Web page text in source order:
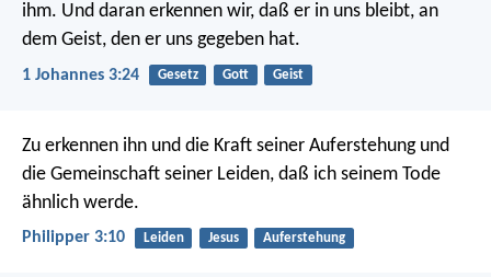
ihm. Und daran erkennen wir, daß er in uns bleibt, an
dem Geist, den er uns gegeben hat.
1 Johannes 3:24 Gesetz Gott Geist
Zu erkennen ihn und die Kraft seiner Auferstehung und
die Gemeinschaft seiner Leiden, daß ich seinem Tode
ähnlich werde.
Philipper 3:10 Leiden Jesus Auferstehung